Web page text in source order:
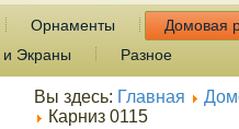
Орнаменты
Домовая
Экраны Разное
Вы здесь: Главная
Карниз 0115